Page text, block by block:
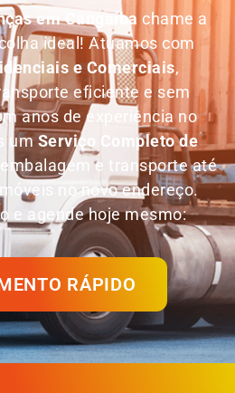
emCangaíba chame a
ideal! Atuamos com
e Comerciais,
eficiente e sem
anos de experiência no
umServiço Completo de
e transporte até
no novo endereço.
e agende hoje mesmo:
RÁPIDO